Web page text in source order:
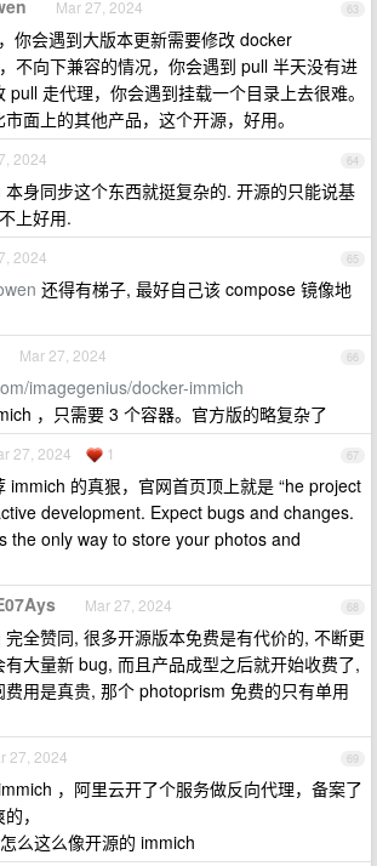
63
Mar 27, 2024
你会遇到大版本更新需要修改 docker
不向下兼容的情况，你会遇到 pull 半天没有进
pull 走代理，你会遇到挂载一个目录上去很难。
面上的其他产品，这个开源，好用。
64
2024
本身同步这个东西就挺复杂的. 开源的只能说基
上好用.
65
2024
还得有梯子, 最好自己该 compose 镜像地
66
Mar 27, 2024
imagegenius/docker-immich
，只需要 3 个容器。官方版的略复杂了
67
27, 2024 1
immich 的真狠，官网首页顶上就是 “he project
development. Expect bugs and changes.
the only way to store your photos and
68
Mar 27, 2024
完全赞同, 很多开源版本免费是有代价的, 不断更
大量新 bug, 而且产品成型之后就开始收费了,
用是真贵, 那个 photoprism 免费的只有单用
69
27, 2024
，阿里云开了个服务做反向代理，备案了
，
么这么像开源的 immich